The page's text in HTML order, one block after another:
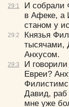
29:1
29:2
29:3
И собрали
в Афеке, а
станом у
Князья
тысячами,
Анхусом.
И
Евреи?
Давид, раб
мне уже